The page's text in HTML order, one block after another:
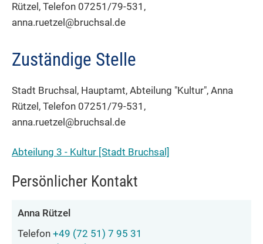
Rützel, Telefon 07251/79-531,
anna.ruetzel@bruchsal.de
Zuständige Stelle
Stadt Bruchsal, Hauptamt, Abteilung "Kultur", Anna
Rützel, Telefon 07251/79-531,
anna.ruetzel@bruchsal.de
Abteilung 3 - Kultur [Stadt Bruchsal]
Persönlicher Kontakt
Anna Rützel
Telefon +49 (72 51) 7 95 31